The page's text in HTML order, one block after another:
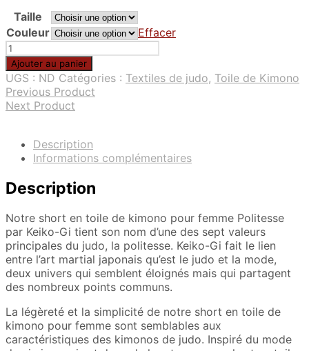
Taille
Couleur
Effacer
quantité
de
Short
en
toile
pour
femme
Ajouter au panier
UGS : ND Catégories : Textiles de judo, Toile de Kimono
Previous Product
Next Product
Description
Informations complémentaires
Description
Notre short en toile de kimono pour femme Politesse
par Keiko-Gi tient son nom d’une des sept valeurs
principales du judo, la politesse. Keiko-Gi fait le lien
entre l’art martial japonais qu’est le judo et la mode,
deux univers qui semblent éloignés mais qui partagent
des nombreux points communs.
La légèreté et la simplicité de notre short en toile de
kimono pour femme sont semblables aux
caractéristiques des kimonos de judo. Inspiré du mode